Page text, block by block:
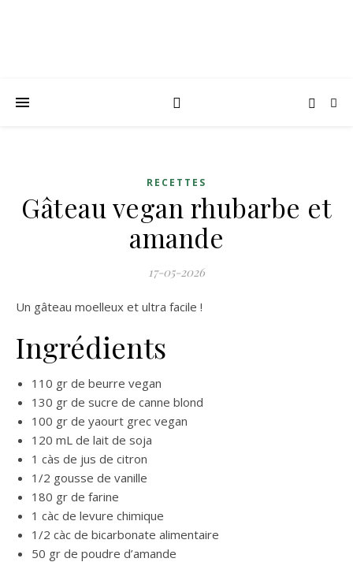
RECETTES
Gâteau vegan rhubarbe et
amande
17-05-2026
Un gâteau moelleux et ultra facile !
Ingrédients
110 gr de beurre vegan
130 gr de sucre de canne blond
100 gr de yaourt grec vegan
120 mL de lait de soja
1 càs de jus de citron
1/2 gousse de vanille
180 gr de farine
1 càc de levure chimique
1/2 càc de bicarbonate alimentaire
50 gr de poudre d’amande